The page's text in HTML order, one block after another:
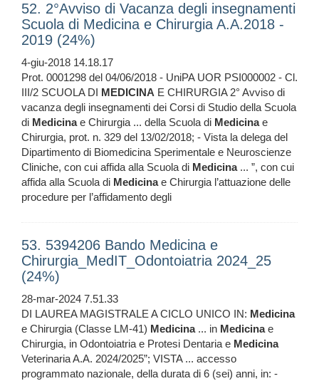
52. 2°Avviso di Vacanza degli insegnamenti
Scuola di Medicina e Chirurgia A.A.2018 -
2019 (24%)
4-giu-2018 14.18.17
Prot. 0001298 del 04/06/2018 - UniPA UOR PSI000002 - Cl.
III/2 SCUOLA DI MEDICINA E CHIRURGIA 2° Avviso di
vacanza degli insegnamenti dei Corsi di Studio della Scuola
di Medicinae Chirurgia ... della Scuola di Medicinae
Chirurgia, prot. n. 329 del 13/02/2018; - Vista la delega del
Dipartimento di Biomedicina Sperimentale e Neuroscienze
Cliniche, con cui affida alla Scuola di Medicina... ”, con cui
affida alla Scuola di Medicinae Chirurgia l’attuazione delle
procedure per l’affidamento degli
53. 5394206 Bando Medicina e
Chirurgia_MedIT_Odontoiatria 2024_25
(24%)
28-mar-2024 7.51.33
DI LAUREA MAGISTRALE A CICLO UNICO IN: Medicina
e Chirurgia (Classe LM-41) Medicina... in Medicinae
Chirurgia, in Odontoiatria e Protesi Dentaria e Medicina
Veterinaria A.A. 2024/2025”; VISTA ... accesso
programmato nazionale, della durata di 6 (sei) anni, in: -